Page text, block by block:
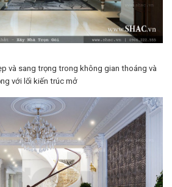
và sang trọng trong không gian thoáng và
với lối kiến trúc mở